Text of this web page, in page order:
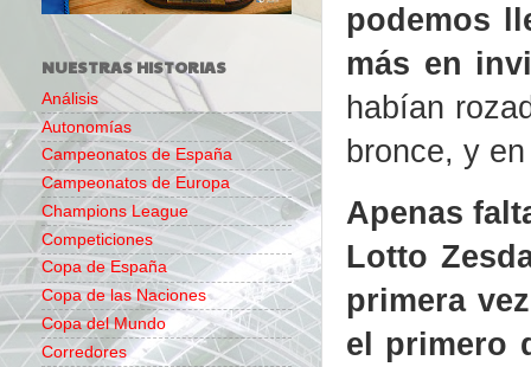
podemos
más en
habían
bronce, y
Apenas
Lotto
primera vez
el primero
NUESTRAS HISTORIAS
Análisis
Autonomías
Campeonatos de España
Campeonatos de Europa
Champions League
Competiciones
Copa de España
Copa de las Naciones
Copa del Mundo
Corredores